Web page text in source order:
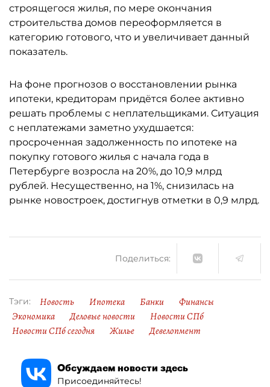
строящегося жилья, по мере окончания
строительства домов переоформляется в
категорию готового, что и увеличивает данный
показатель.
На фоне прогнозов о восстановлении рынка
ипотеки, кредиторам придётся более активно
решать проблемы с неплательщиками. Ситуация
с неплатежами заметно ухудшается:
просроченная задолженность по ипотеке на
покупку готового жилья с начала года в
Петербурге возросла на 20%, до 10,9 млрд
рублей. Несущественно, на 1%, снизилась на
рынке новостроек, достигнув отметки в 0,9 млрд.
Поделиться:
Тэги: Новость Ипотека Банки
Финансы
Экономика
Деловые новости
Новости СПб
Новости СПб сегодня
Жилье Девелопмент
Обсуждаем новости здесь
Присоединяйтесь!